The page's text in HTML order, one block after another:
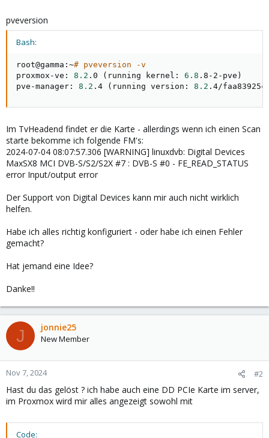
pveversion
Bash:
root@gamma:~# pveversion -v
proxmox-ve: 8.2 .0 ( running kernel: 6.8 .8-2-pve )
pve-manager: 8.2 .4 ( running version: 8.2 .4/
Im TvHeadend findet er die Karte - allerdings wenn ich einen Scan
starte bekomme ich folgende FM's:
2024-07-04 08:07:57.306 [WARNING] linuxdvb: Digital Devices
MaxSX8 MCI DVB-S/S2/S2X #7 : DVB-S #0 - FE_READ_STATUS
error Input/output error
Der Support von Digital Devices kann mir auch nicht wirklich
helfen.
Habe ich alles richtig konfiguriert - oder habe ich einen Fehler
gemacht?
Hat jemand eine Idee?
Danke!!
J jonnie25
New Member
Nov 7, 2024 #2
Hast du das gelöst ? ich habe auch eine DD PCIe Karte im server,
im Proxmox wird mir alles angezeigt sowohl mit
Code: